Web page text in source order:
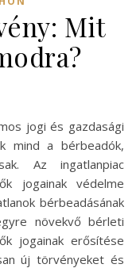
Mit
mind a bérbeadók,
Az ingatlanpiac
jogainak védelme
bérbeadásának
növekvő bérleti
jogainak erősítése
új törvényeket és